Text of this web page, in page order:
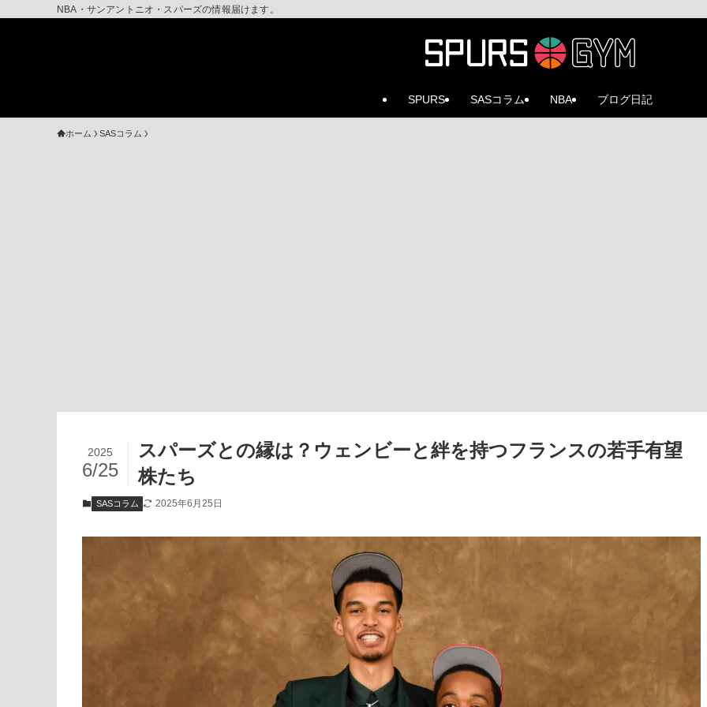
NBA・サンアントニオ・スパーズの情報届けます。
SPURS SASコラム NBA ブログ日記
ホーム SASコラム
スパーズとの縁は？ウェンビーと絆を持つフランスの若手有望
株たち
2025
6/25
SASコラム 2025年6月25日